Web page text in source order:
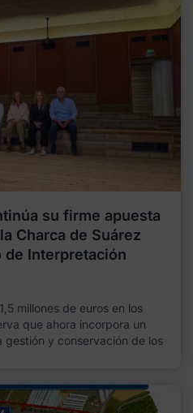
su firme apuesta
Charca de Suárez
de Interpretación
millones de euros en los
que ahora incorpora un
gestión y conservación de los